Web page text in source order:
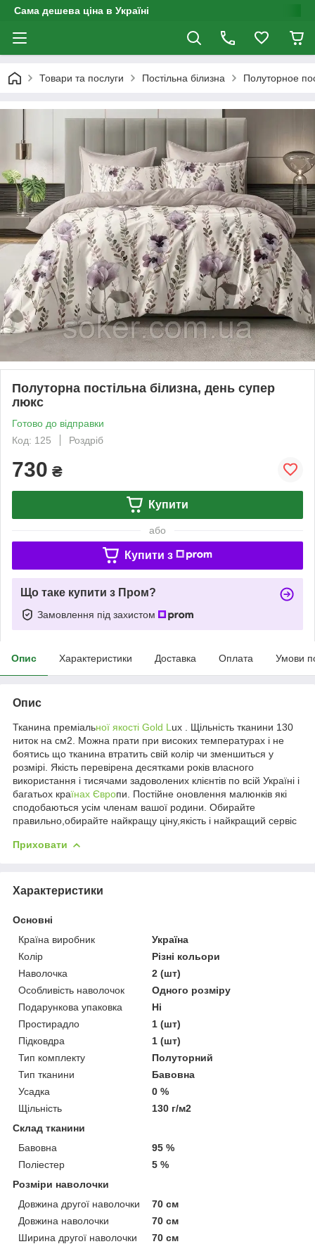
Сама дешева ціна в Україні
Товари та послуги Постільна білизна Полуторное
Полуторна постільна білизна, день супер
люкс
Готово до відправки
Код: 125
Роздріб
730 ₴
Купити
або
Купити з
Що таке купити з Пром?
Замовлення під захистом
Опис Характеристики Доставка Оплата Умови
Опис
Тканина преміальної якості Gold L ux . Щільність тканини 130
ниток на см2. Можна прати при високих температурах і не
боятись що тканина втратить свій колір чи зменшиться у
розмірі. Якість перевірена десятками років власного
використання і тисячами задоволених клієнтів по всій Україні і
багатьох країнах Європи. Постійне оновлення малюнків які
сподобаються усім членам вашої родини. Обирайте
правильно,обирайте найкращу ціну,якість і найкращий сервіс
Приховати
Характеристики
Основні
Країна виробник
Україна
Колір
Різні кольори
Наволочка
2 (шт)
Особливість наволочок
Одного розміру
Подарункова упаковка
Ні
Простирадло
1 (шт)
Підковдра
1 (шт)
Тип комплекту
Полуторний
Тип тканини
Бавовна
Усадка
0 %
Щільність
130 г/м2
Склад тканини
Бавовна
95 %
Поліестер
5 %
Розміри наволочки
Довжина другої наволочки
70 см
Довжина наволочки
70 см
Ширина другої наволочки
70 см